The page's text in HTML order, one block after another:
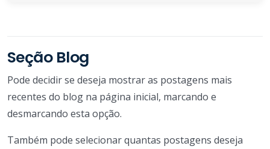
Seção Blog
Pode decidir se deseja mostrar as postagens mais
recentes do blog na página inicial, marcando e
desmarcando esta opção.
Também pode selecionar quantas postagens deseja